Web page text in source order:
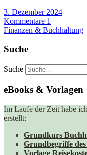
3. Dezember 2024
Kommentare 1
Finanzen & Buchhaltung
Suche
Suche
eBooks & Vorlagen
Im Laufe der Zeit habe
erstellt:
Grundkurs
Grundbegriffe des
Vorlage